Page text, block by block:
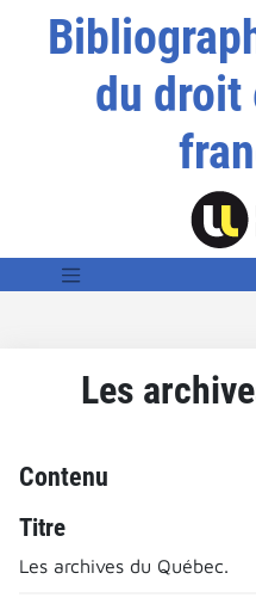
du droit
Les
Contenu
Titre
Les archives du Québec.